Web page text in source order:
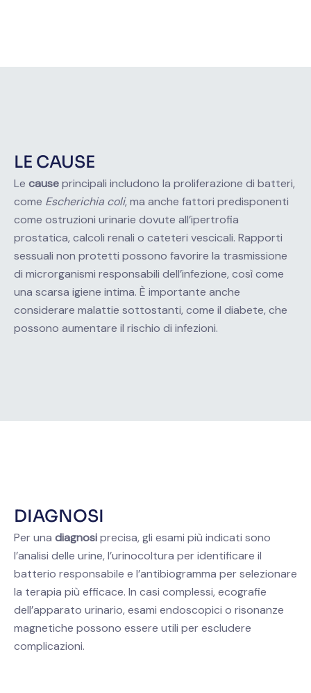
LE CAUSE
Le causeprincipali includono la proliferazione di batteri,
come Escherichia coli, ma anche fattori predisponenti
come ostruzioni urinarie dovute all’ipertrofia
prostatica, calcoli renali o cateteri vescicali. Rapporti
sessuali non protetti possono favorire la trasmissione
di microrganismi responsabili dell’infezione, così come
una scarsa igiene intima. È importante anche
considerare malattie sottostanti, come il diabete, che
possono aumentare il rischio di infezioni.
DIAGNOSI
Per una diagnosiprecisa, gli esami più indicati sono
l’analisi delle urine, l’urinocoltura per identificare il
batterio responsabile e l’antibiogramma per selezionare
la terapia più efficace. In casi complessi, ecografie
dell’apparato urinario, esami endoscopici o risonanze
magnetiche possono essere utili per escludere
complicazioni.